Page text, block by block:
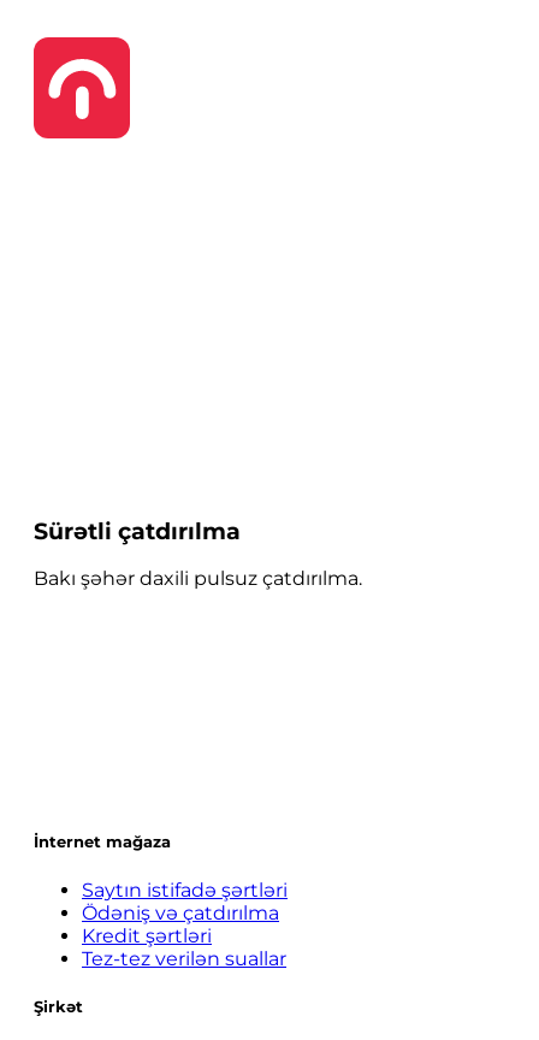
Sürətli çatdırılma
Bakı şəhər daxili pulsuz çatdırılma.
İnternet mağaza
Saytın istifadə şərtləri
Ödəniş və çatdırılma
Kredit şərtləri
Tez-tez verilən suallar
Şirkət